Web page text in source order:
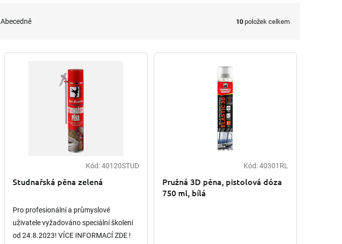
Abecedně 10 položek celkem
Kód:40120STUD
Studnařská pěna zelená
Pro profesionální a průmyslové
uživatele vyžadováno speciální školení
od 24.8.2023! VÍCE INFORMACÍ ZDE !
Kód:40301RL
Pružná 3D pěna, pistolová dóza
750 ml, bílá